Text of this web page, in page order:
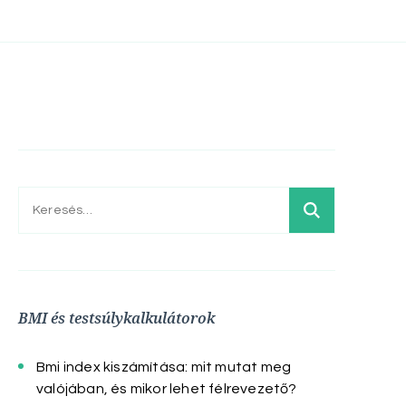
Keresés:
BMI és testsúlykalkulátorok
Bmi index kiszámítása: mit mutat meg
valójában, és mikor lehet félrevezető?